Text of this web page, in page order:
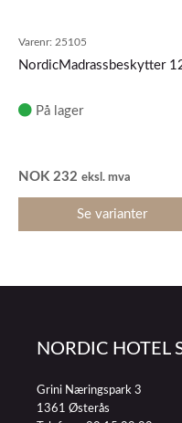
Varenr: 25105
NordicMadrassbeskytter
På lager
NOK 232 eksl. mva
Se varianter
NORDIC HOTEL
Grini Næringspark 3
1361 Østerås